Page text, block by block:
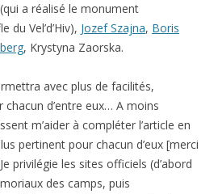
(qui a réalisé le monument
Vel’d’Hiv), Jozef Szajna, Boris
, Krystyna Zaorska.
avec plus de facilités,
chacun d’entre eux… A moins
m’aider à compléter l’article en
pertinent pour chacun d’eux [merci
privilégie les sites officiels (d’abord
des camps, puis